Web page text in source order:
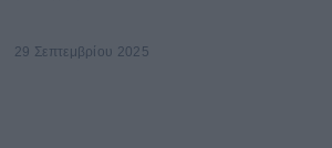
29 Σεπτεμβρίου 2025